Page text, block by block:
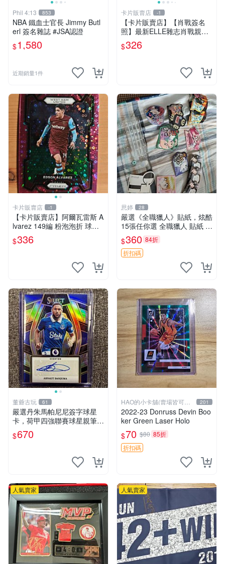
Phil 4:13 853
NBA 鐵血士官長 Jimmy Butl
erl 簽名雜誌 #JSA認證
$1,580
近期銷量1件
卡片販賣店 -1
【卡片販賣店】【肖戰簽名
照】最新ELLE雜志肖戰親筆
簽名照 肖戰親簽保真可
$326
卡片販賣店 -1
【卡片販賣店】阿爾瓦雷斯 A
lvarez 149編 粉泡泡折 球星
卡
$336
思婷 28
嚴選《全職獵人》貼紙，炫酷
15張任你選 全職獵人 貼紙 收
藏 贊助
$360 84折
折扣碼
董爺古玩 61
嚴選丹朱馬帕尼尼簽字球星
卡，荷甲四強聯賽球星親筆簽
名收藏 赫羅納 比利亞雷亞爾
熱刺 荷蘭 星球卡
$670
HAO的小卡舖(賣場皆可議
價
201
2022-23 Donruss Devin Boo
ker Green Laser Holo
$70 $80 85折
折扣碼
人氣賣家 人氣賣家